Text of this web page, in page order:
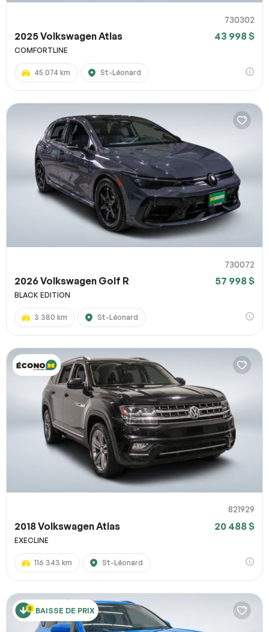
730302
2025 Volkswagen Atlas 43 998 $
COMFORTLINE
45 074 km St-Léonard
730072
2026 Volkswagen Golf R 57 998 $
BLACK EDITION
3 380 km St-Léonard
821929
2018 Volkswagen Atlas 20 488 $
EXECLINE
116 343 km St-Léonard
BAISSE DE PRIX